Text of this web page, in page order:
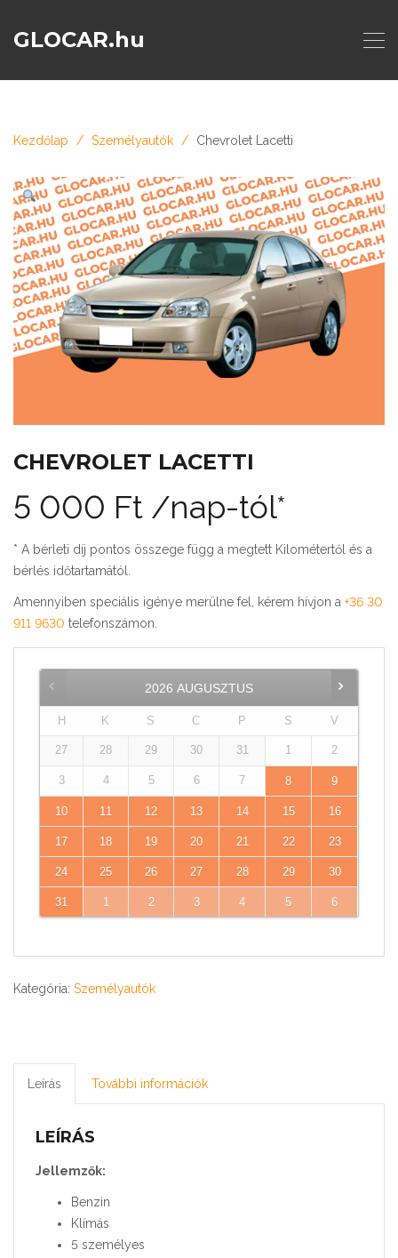
GLOCAR.hu
Kezdőlap Személyautók Chevrolet Lacetti
CHEVROLET LACETTI
5 000 Ft /nap-tól*
* A bérleti díj pontos összege függ a megtett Kilométertől és a
bérlés időtartamától.
Amennyiben speciális igénye merülne fel, kérem hívjon a +36 30
911 9630 telefonszámon.
2026 AUGUSZTUS
H K S C P S V
27 28 29 30 31 1 2
3 4 5 6 7 8 9
10 11 12 13 14 15 16
17 18 19 20 21 22 23
24 25 26 27 28 29 30
31 1 2 3 4 5 6
Kategória: Személyautók
Leírás További információk
LEÍRÁS
Jellemzők:
Benzin
Klímás
5 személyes